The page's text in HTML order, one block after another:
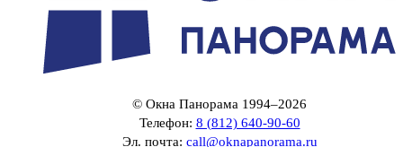
© Окна Панорама 1994–2026
Телефон: 8 (812) 640-90-60
Эл. почта: call@oknapanorama.ru